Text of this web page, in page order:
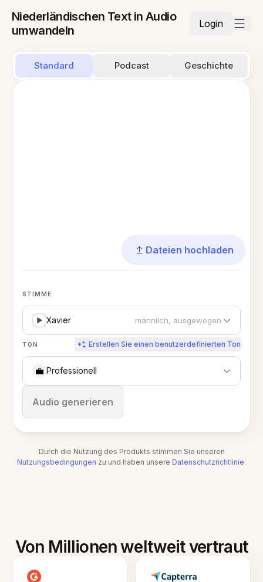
Niederländischen Text in Audio
umwandeln
Login
Standard Podcast Geschichte
Dateien hochladen
STIMME
Xavier männlich, ausgewogen
TON Erstellen Sie einen benutzerdefinierten Ton
💼 Professionell
Audio generieren
Stoppen
Durch die Nutzung des Produkts stimmen Sie unseren
Nutzungsbedingungen zu und haben unsere Datenschutzrichtlinie.
Von Millionen weltweit vertraut